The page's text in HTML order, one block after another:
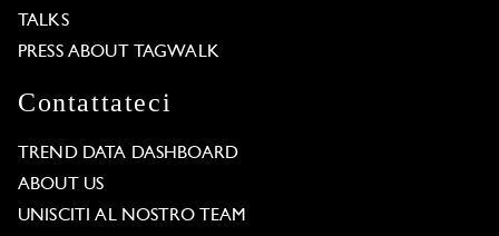
TALKS
PRESS ABOUT TAGWALK
Contattateci
TREND DATA DASHBOARD
ABOUT US
UNISCITI AL NOSTRO TEAM